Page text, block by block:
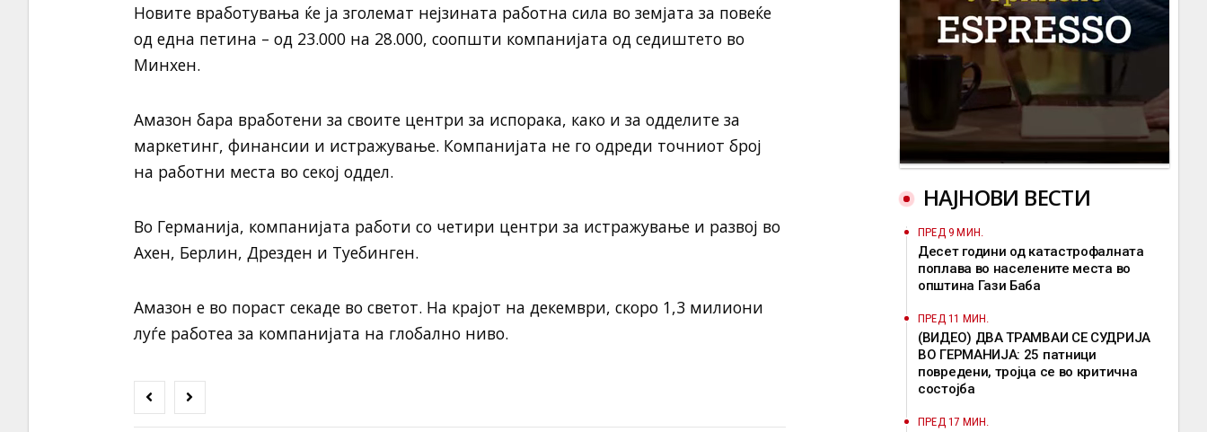
Новите вработувања ќе ја зголемат нејзината работна сила во земјата за повеќе
од една петина – од 23.000 на 28.000, соопшти компанијата од седиштето во
Минхен.
Амазон бара вработени за своите центри за испорака, како и за одделите за
маркетинг, финансии и истражување. Компанијата не го одреди точниот број
на работни места во секој оддел.
Во Германија, компанијата работи со четири центри за истражување и развој во
Ахен, Берлин, Дрезден и Туебинген.
Амазон е во пораст секаде во светот. На крајот на декември, скоро 1,3 милиони
луѓе работеа за компанијата на глобално ниво.
НАЈНОВИ ВЕСТИ
ПРЕД 9 МИН.
Десет години од катастрофалната
поплава во населените места во
општина Гази Баба
ПРЕД 11 МИН.
(ВИДЕО) ДВА ТРАМВАИ СЕ СУДРИЈА
ВО ГЕРМАНИЈА: 25 патници
повредени, тројца се во критична
состојба
ПРЕД 17 МИН.